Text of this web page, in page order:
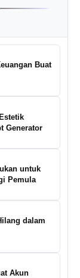
Buat
Generator
untuk
Pemula
dalam
Akun